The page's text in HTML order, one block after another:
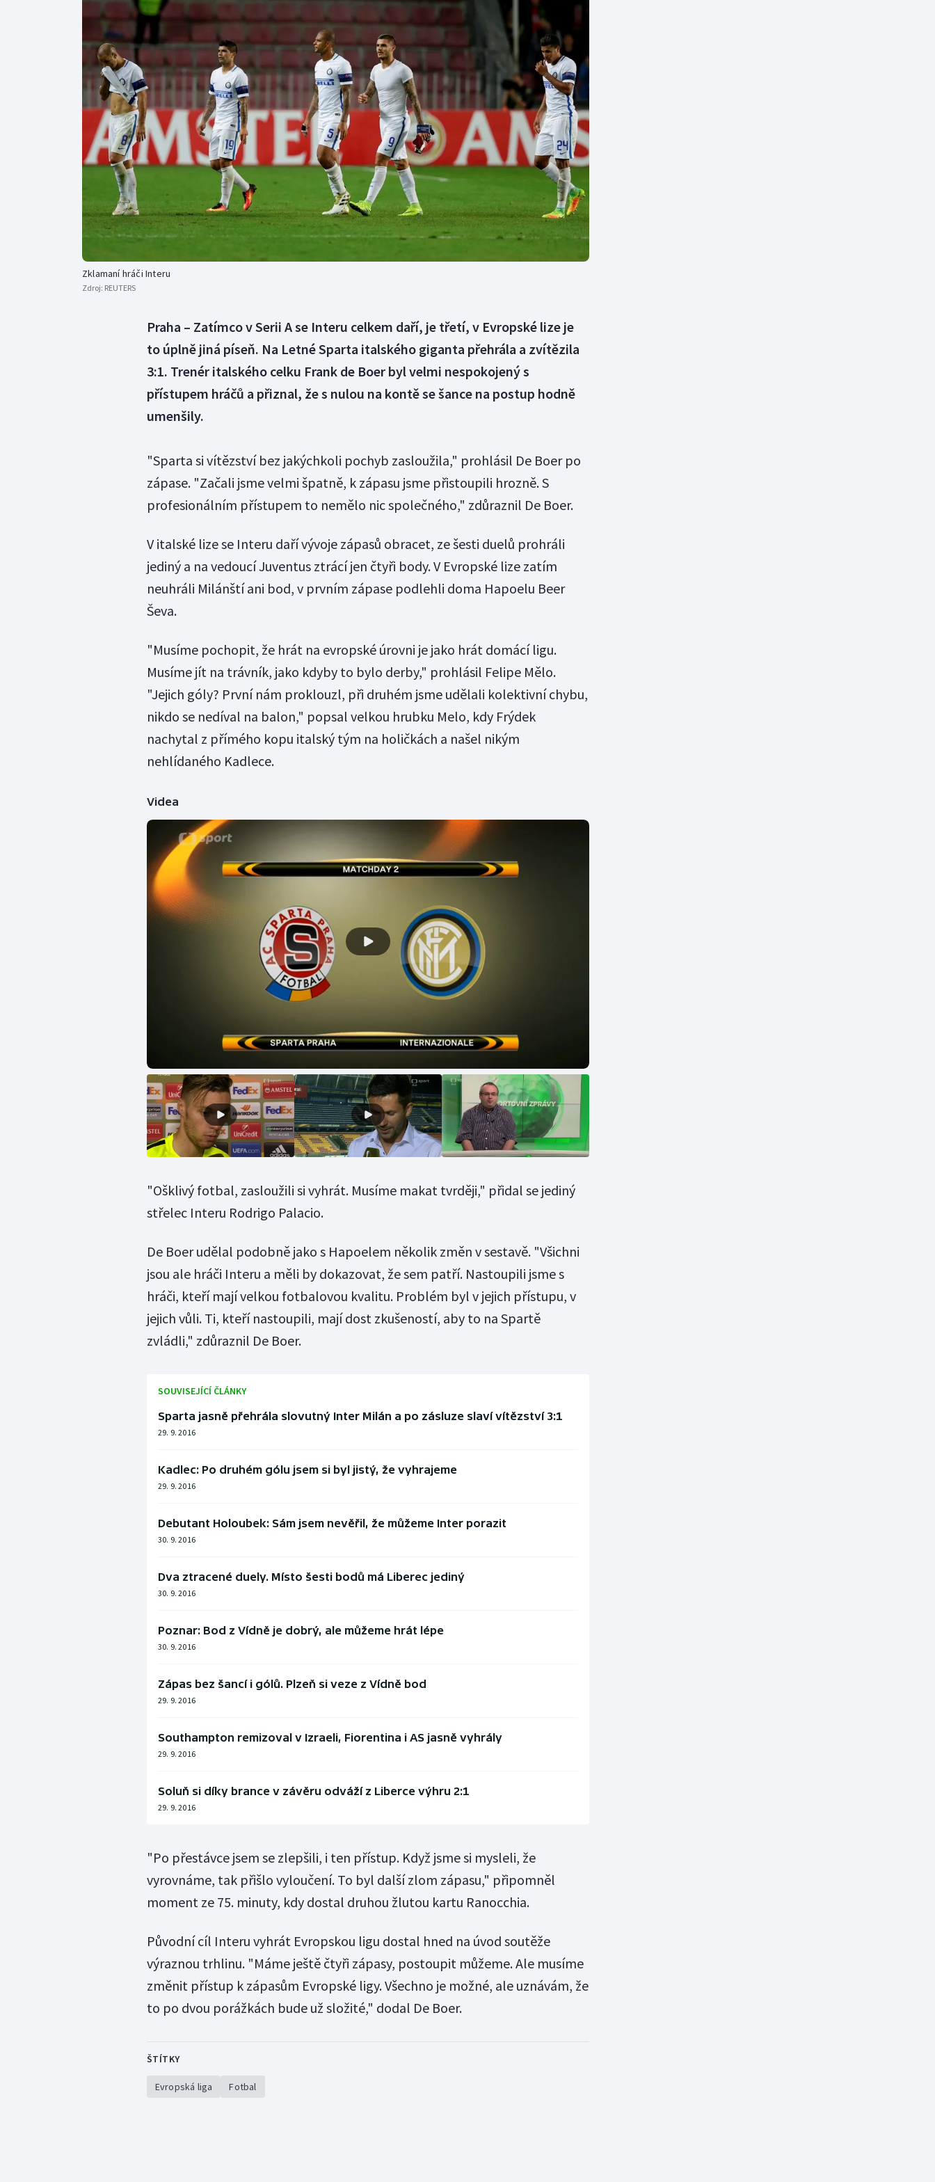
Curling
Dostihy
Florbal
Futsal
Golf
Gymnastika
Moderní pětiboj
Motorsport
Olympijské hry
Parasport
Plavání
Plážový volejbal
Triatlon
Veslování
Vodní slalom
Volejbal
Ostatní
Zklamaní hráči Interu
Zdroj: REUTERS
Praha – Zatímco v Serii A se Interu celkem daří, je třetí, v Evropské lize je
to úplně jiná píseň. Na Letné Sparta italského giganta přehrála a zvítězila
3:1. Trenér italského celku Frank de Boer byl velmi nespokojený s
přístupem hráčů a přiznal, že s nulou na kontě se šance na postup hodně
umenšily.
"Sparta si vítězství bez jakýchkoli pochyb zasloužila," prohlásil De Boer po
zápase. "Začali jsme velmi špatně, k zápasu jsme přistoupili hrozně. S
profesionálním přístupem to nemělo nic společného," zdůraznil De Boer.
V italské lize se Interu daří vývoje zápasů obracet, ze šesti duelů prohráli
jediný a na vedoucí Juventus ztrácí jen čtyři body. V Evropské lize zatím
neuhráli Milánští ani bod, v prvním zápase podlehli doma Hapoelu Beer
Ševa.
"Musíme pochopit, že hrát na evropské úrovni je jako hrát domácí ligu.
Musíme jít na trávník, jako kdyby to bylo derby," prohlásil Felipe Mělo.
"Jejich góly? První nám proklouzl, při druhém jsme udělali kolektivní chybu,
nikdo se nedíval na balon," popsal velkou hrubku Melo, kdy Frýdek
nachytal z přímého kopu italský tým na holičkách a našel nikým
nehlídaného Kadlece.
Videa
"Ošklivý fotbal, zasloužili si vyhrát. Musíme makat tvrději," přidal se jediný
střelec Interu Rodrigo Palacio.
De Boer udělal podobně jako s Hapoelem několik změn v sestavě. "Všichni
jsou ale hráči Interu a měli by dokazovat, že sem patří. Nastoupili jsme s
hráči, kteří mají velkou fotbalovou kvalitu. Problém byl v jejich přístupu, v
jejich vůli. Ti, kteří nastoupili, mají dost zkušeností, aby to na Spartě
zvládli," zdůraznil De Boer.
SOUVISEJÍCÍ ČLÁNKY
Sparta jasně přehrála slovutný Inter Milán a po zásluze slaví vítězství 3:1
29. 9. 2016
Kadlec: Po druhém gólu jsem si byl jistý, že vyhrajeme
29. 9. 2016
Debutant Holoubek: Sám jsem nevěřil, že můžeme Inter porazit
30. 9. 2016
Dva ztracené duely. Místo šesti bodů má Liberec jediný
30. 9. 2016
Poznar: Bod z Vídně je dobrý, ale můžeme hrát lépe
30. 9. 2016
Zápas bez šancí i gólů. Plzeň si veze z Vídně bod
29. 9. 2016
Southampton remizoval v Izraeli, Fiorentina i AS jasně vyhrály
29. 9. 2016
Soluň si díky brance v závěru odváží z Liberce výhru 2:1
29. 9. 2016
"Po přestávce jsem se zlepšili, i ten přístup. Když jsme si mysleli, že
vyrovnáme, tak přišlo vyloučení. To byl další zlom zápasu," připomněl
moment ze 75. minuty, kdy dostal druhou žlutou kartu Ranocchia.
Původní cíl Interu vyhrát Evropskou ligu dostal hned na úvod soutěže
výraznou trhlinu. "Máme ještě čtyři zápasy, postoupit můžeme. Ale musíme
změnit přístup k zápasům Evropské ligy. Všechno je možné, ale uznávám, že
to po dvou porážkách bude už složité," dodal De Boer.
ŠTÍTKY
Evropská liga Fotbal